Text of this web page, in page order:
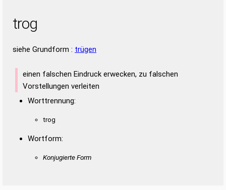
trog
siehe Grundform : trügen
einen falschen Eindruck erwecken, zu falschen
Vorstellungen verleiten
Worttrennung:
trog
Wortform:
Konjugierte Form